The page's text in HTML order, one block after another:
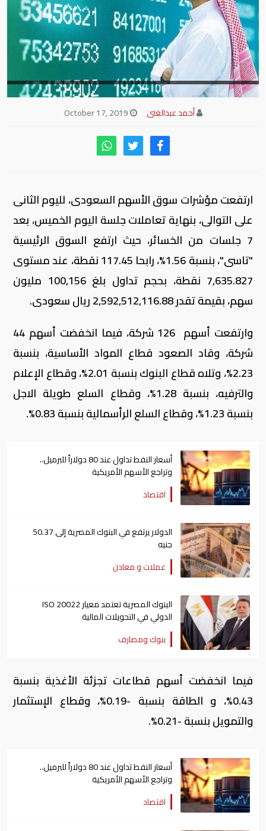
أحمد عبدالغنى
ارتفعت مؤشرات سوق الأسهم السعودى، لليوم الثانى
على التوالى، بنهاية تعاملات جلسة اليوم الخميس، بعد
7 جلسات من الخسائر، حيث ارتفع السوق الرئيسية
"تاسى"، بنسبة 1.56%، رابحا 117.45 نقطة، عند مستوى
7,635.827 نقطة، بحجم تداول بلغ 100,156 مليون
سهم، بقيمة تقدر 2,592,512,116.88 ريال سعودى.
وارتفعت أسهم 126 شركة، فيما انخفضت أسهم 44
شركة، وقاد الصعود قطاع المواد الأساسية، بنسبة
2.23%، وتلاه قطاع البنوك بنسبة 2.01%، وقطاع الإعلام
والترفيه، بنسبة 1.28%، وقطاع السلع طويلة الاجل
بنسبة 1.23%، وقطاع السلع الرأسمالية بنسبة 0.83%.
أسعار النفط تداول عند 80 دولاراً للبرميل..
وتراجع الأسهم الأمريكية
اقتصاد
الدولار يرتفع في البنوك المصرية إلى 50.37
جنيه
عملات و معادن
البنوك المصرية تعتمد معيار ISO 20022
الدولي في التحويلات المالية
بنوك ومصارف
فيما انخفضت أسهم قطاعات تجزئة الأغذية بنسبة
0.43%، و الطاقة بنسبة -0.19%، وقطاع الإستثمار
والتمويل بنسبة -0.21%.
أسعار النفط تداول عند 80 دولاراً للبرميل..
وتراجع الأسهم الأمريكية
اقتصاد